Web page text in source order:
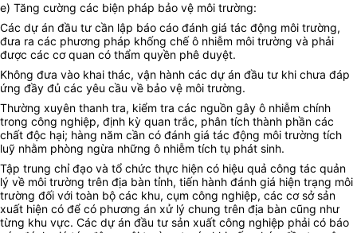
e) Tăng cường các biện pháp bảo vệ môi trường:
Các dự án đầu tư cần lập báo cáo đánh giá tác động môi trường,
đưa ra các phương pháp khống chế ô nhiễm môi trường và phải
được các cơ quan có thẩm quyền phê duyệt.
Không đưa vào khai thác, vận hành các dự án đầu tư khi chưa đáp
ứng đầy đủ các yêu cầu về bảo vệ môi trường.
Thường xuyên thanh tra, kiểm tra các nguồn gây ô nhiễm chính
trong công nghiệp, định kỳ quan trắc, phân tích thành phần các
chất độc hại; hàng năm cần có đánh giá tác động môi trường tích
luỹ nhằm phòng ngừa những ô nhiễm tích tụ phát sinh.
Tập trung chỉ đạo và tổ chức thực hiện có hiệu quả công tác quản
lý về môi trường trên địa bàn tỉnh, tiến hành đánh giá hiện trạng môi
trường đối với toàn bộ các khu, cụm công nghiệp, các cơ sở sản
xuất hiện có để có phương án xử lý chung trên địa bàn cũng như
từng khu vực. Các dự án đầu tư sản xuất công nghiệp phải có báo